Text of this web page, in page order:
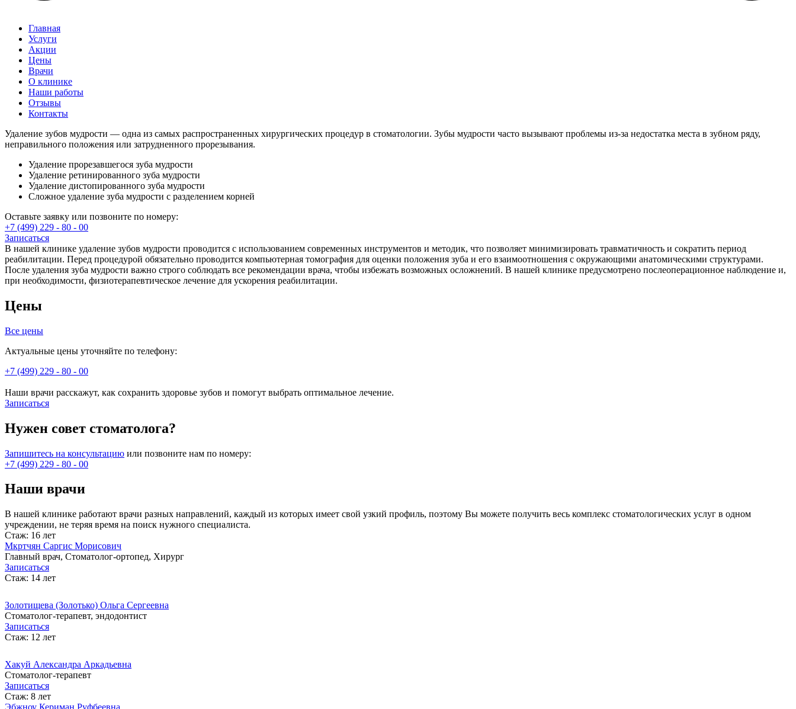
Главная
Услуги
Акции
Цены
Врачи
О клинике
Наши работы
Отзывы
Контакты
Удаление зубов мудрости — одна из самых распространенных хирургических процедур в стоматологии. Зубы мудрости часто вызывают проблемы из-за недостатка места в зубном ряду,
неправильного положения или затрудненного прорезывания.
Удаление прорезавшегося зуба мудрости
Удаление ретинированного зуба мудрости
Удаление дистопированного зуба мудрости
Сложное удаление зуба мудрости с разделением корней
Оставьте заявку или позвоните по номеру:
+7 (499) 229 - 80 - 00
Записаться
В нашей клинике удаление зубов мудрости проводится с использованием современных инструментов и методик, что позволяет минимизировать травматичность и сократить период
реабилитации. Перед процедурой обязательно проводится компьютерная томография для оценки положения зуба и его взаимоотношения с окружающими анатомическими структурами.
После удаления зуба мудрости важно строго соблюдать все рекомендации врача, чтобы избежать возможных осложнений. В нашей клинике предусмотрено послеоперационное наблюдение и,
при необходимости, физиотерапевтическое лечение для ускорения реабилитации.
Цены
Все цены
Актуальные цены уточняйте по телефону:
+7 (499) 229 - 80 - 00
Наши врачи расскажут, как сохранить здоровье зубов и помогут выбрать оптимальное лечение.
Записаться
Нужен совет стоматолога?
Запишитесь на консультацию или позвоните нам по номеру:
+7 (499) 229 - 80 - 00
Наши врачи
В нашей клинике работают врачи разных направлений, каждый из которых имеет свой узкий профиль, поэтому Вы можете получить весь комплекс стоматологических услуг в одном
учреждении, не теряя время на поиск нужного специалиста.
Стаж: 16 лет
Мкртчян Саргис Морисович
Главный врач, Стоматолог-ортопед, Хирург
Записаться
Стаж: 14 лет
Золотищева (Золотько) Ольга Сергеевна
Стоматолог-терапевт, эндодонтист
Записаться
Стаж: 12 лет
Хакуй Александра Аркадьевна
Cтоматолог-терапевт
Записаться
Стаж: 8 лет